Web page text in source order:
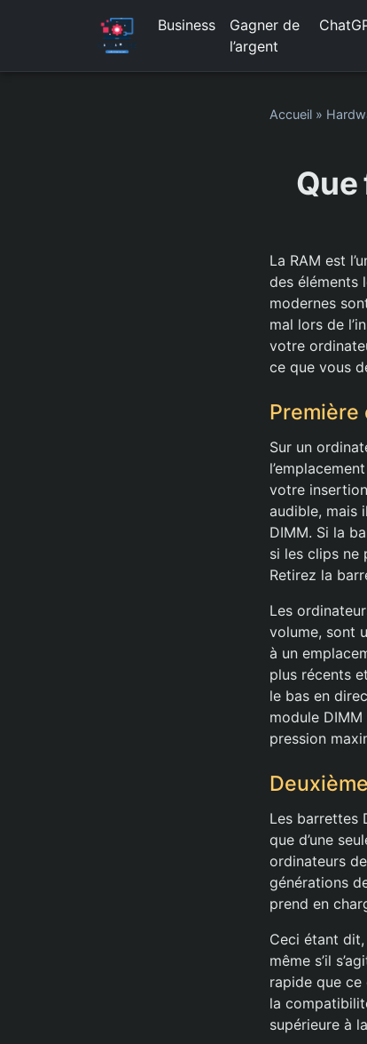
Business
Gagner de
l’argent
Accueil »
Que
La RAM est
des éléments
modernes
mal lors de
votre
ce que vous
Première
Sur un
votre
audible, mais
DIMM. Si la
si les clips ne
Retirez la
Les
volume, sont
à un
plus récents
le bas en
module
pression
Les barrettes
que d’une
ordinateurs
générations
prend en
Ceci étant
même s’il
rapide que ce
la
supérieure à